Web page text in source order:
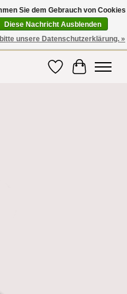
Schule, Büro, Papier,
Bestellung bequem nach
Wunschzettel
Ihr
Sie dem Gebrauch von Cookies
Diese Nachricht Ausblenden
unsere Datenschutzerklärung. »